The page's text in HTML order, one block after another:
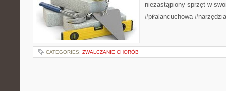
niezastąpiony sprzęt w
#piłalancuchowa
CATEGORIES: ZWALCZANIE CHORÓB